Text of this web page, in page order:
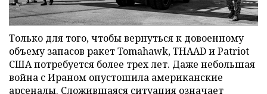
Только для того, чтобы вернуться к довоенному
объему запасов ракет Tomahawk, THAAD и Patriot
США потребуется более трех лет. Даже небольшая
война с Ираном опустошила американские
арсеналы. Сложившаяся ситуация означает